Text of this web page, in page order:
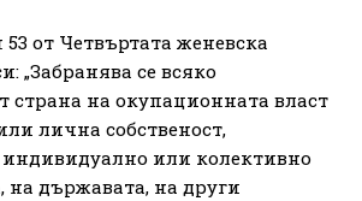
от Четвъртата женевска
„Забранява се всяко
страна на окупационната власт
лична собственост,
или колективно
на държавата, на други